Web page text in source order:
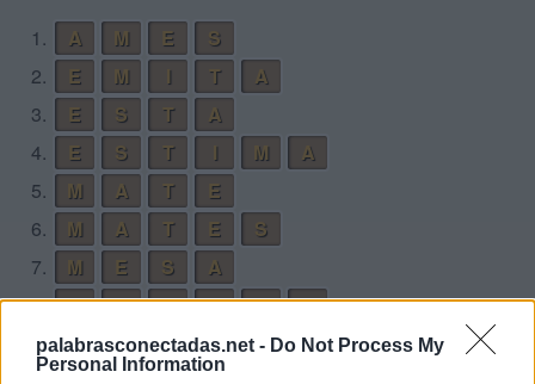
palabrasconectadas.net - Do Not Process My
Personal Information
1.
A M E
S
2.
E M T
A
3.
E S T
A
4.
E S T M
A
5.
M A T
E
6.
M A T E
S
7.
M E S
A
8. M E S I T
A
9. M E S T
A